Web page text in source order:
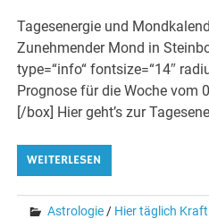
Tagesenergie und
Zunehmender Mond in
type=“info“ fontsize=“14″
Prognose für die Woche vom
[/box] Hier geht’s zur
WEITERLESEN
Astrologie / Hier täglich